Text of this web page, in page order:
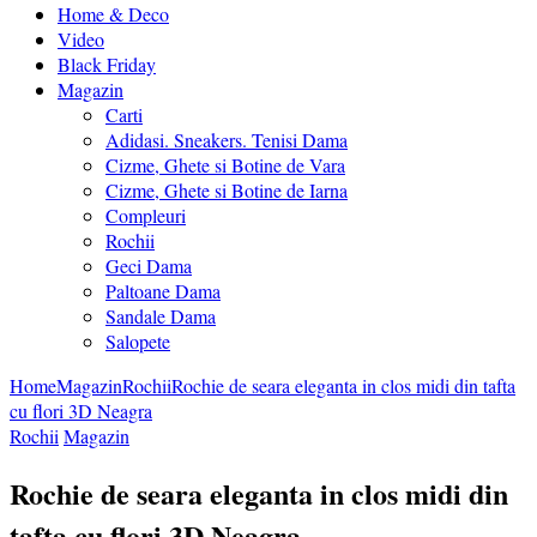
Home & Deco
Video
Black Friday
Magazin
Carti
Adidasi. Sneakers. Tenisi Dama
Cizme, Ghete si Botine de Vara
Cizme, Ghete si Botine de Iarna
Compleuri
Rochii
Geci Dama
Paltoane Dama
Sandale Dama
Salopete
HomeMagazinRochiiRochie de seara eleganta in clos midi din tafta
cu flori 3D Neagra
Rochii Magazin
Rochie de seara eleganta in clos midi din